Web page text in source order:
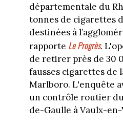
départementale du
tonnes de cigarettes
destinées à
rapporte Le Progrès.
de retirer près de 30
fausses cigarettes de
Marlboro. L'enquête
un contrôle routier
de-Gaulle à Vaulx-en-